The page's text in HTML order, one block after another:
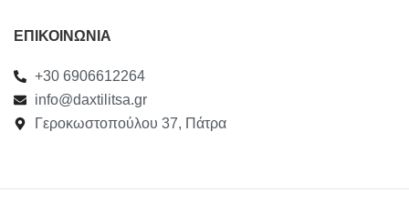
ΕΠΙΚΟΙΝΩΝΙΑ
+30 6906612264
info@daxtilitsa.gr
Γεροκωστοπούλου 37, Πάτρα